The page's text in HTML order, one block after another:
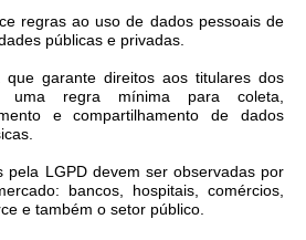
regras ao uso de dados pessoais de
públicas e privadas.
garante direitos aos titulares dos
uma regra mínima para coleta,
e compartilhamento de dados
pela LGPD devem ser observadas por
bancos, hospitais, comércios,
e também o setor público.